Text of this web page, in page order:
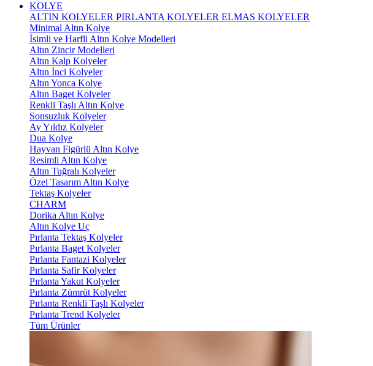
KOLYE
ALTIN KOLYELER PIRLANTA KOLYELER ELMAS KOLYELER
Minimal Altın Kolye
İsimli ve Harfli Altın Kolye Modelleri
Altın Zincir Modelleri
Altın Kalp Kolyeler
Altın İnci Kolyeler
Altın Yonca Kolye
Altın Baget Kolyeler
Renkli Taşlı Altın Kolye
Sonsuzluk Kolyeler
Ay Yıldız Kolyeler
Dua Kolye
Hayvan Figürlü Altın Kolye
Resimli Altın Kolye
Altın Tuğralı Kolyeler
Özel Tasarım Altın Kolye
Tektaş Kolyeler
CHARM
Dorika Altın Kolye
Altın Kolye Uç
Pırlanta Tektaş Kolyeler
Pırlanta Baget Kolyeler
Pırlanta Fantazi Kolyeler
Pırlanta Safir Kolyeler
Pırlanta Yakut Kolyeler
Pırlanta Zümrüt Kolyeler
Pırlanta Renkli Taşlı Kolyeler
Pırlanta Trend Kolyeler
Tüm Ürünler